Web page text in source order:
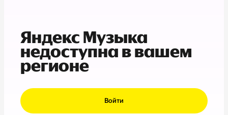
Яндекс Музыка
недоступна в вашем
регионе
Войти